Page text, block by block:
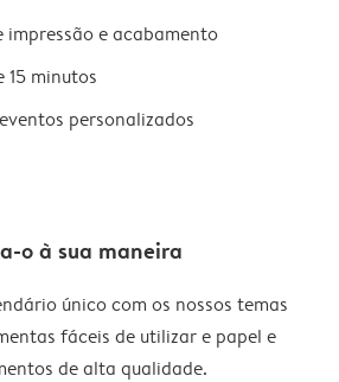
e acabamento
15 minutos
personalizados
o à sua maneira
único com os nossos temas
fáceis de utilizar e papel e
de alta qualidade.